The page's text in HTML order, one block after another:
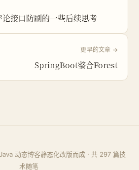
接口防刷的一些后续思考
更早的文章 →
SpringBoot整合Forest
动态博客静态化改版而成 · 共 297篇技
术随笔